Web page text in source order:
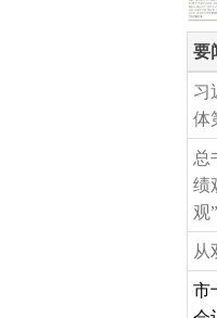
要
习
体
总
绩
观
从
市